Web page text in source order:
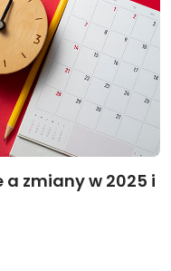
zmiany w 2025 i